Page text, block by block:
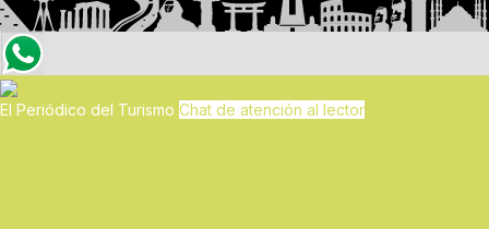
El Periódico del Turismo Chat de atención al lector